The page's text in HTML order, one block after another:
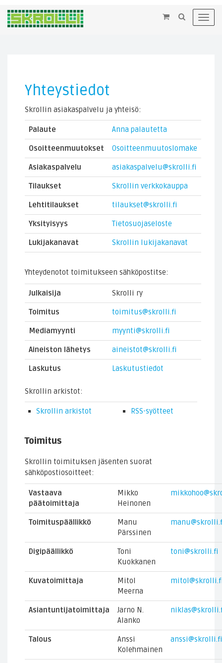
×
Yhteystiedot
Skrollin asiakaspalvelu ja yhteisö:
Palaute Anna palautetta
Osoitteenmuutokset Osoitteenmuutoslomake
Asiakaspalvelu asiakaspalvelu@skrolli.fi
Tilaukset Skrollin verkkokauppa
Lehtitilaukset tilaukset@skrolli.fi
Yksityisyys Tietosuojaseloste
Lukijakanavat Skrollin lukijakanavat
Yhteydenotot toimitukseen sähköpostitse:
Julkaisija Skrolli ry
Toimitus toimitus@skrolli.fi
Mediamyynti myynti@skrolli.fi
Aineiston lähetys aineistot@skrolli.fi
Laskutus Laskutustiedot
Skrollin arkistot:
Skrollin arkistot RSS-syötteet
Toimitus
Skrollin toimituksen jäsenten suorat
sähköpostiosoitteet:
Vastaava
päätoimittaja
Mikko
Heinonen
Toimituspäällikkö
Manu
Pärssinen
Digipäällikkö
Toni
Kuokkanen
toni@skrolli.fi
Kuvatoimittaja
Mitol
Meerna
Asiantuntijatoimittaja
Jarno N.
Alanko
Talous
Anssi
Kolehmainen
anssi@skrolli.fi